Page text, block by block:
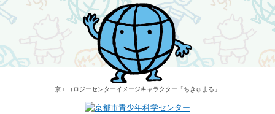
京エコロジーセンターイメージキャラクター 「ちきゅまる」